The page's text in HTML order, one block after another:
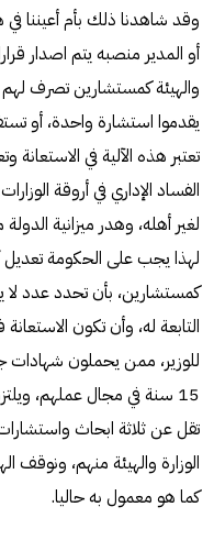
وقد شاهدنا ذلك بأم أعيننا
أو المدير منصبه يتم اصدار
والهيئة كمستشارين تصرف
يقدموا استشارة واحدة، أو
تعتبر هذه الآلية في
الفساد الإداري في أروقة
لغير أهله، وهدر ميزانية
لهذا يجب على الحكومة تعديل
كمستشارين، بأن تحدد عدد لا
التابعة له، وأن تكون
للوزير، ممن يحملون شهادات
15 سنة في مجال عملهم،
تقل عن ثلاثة ابحاث
الوزارة والهيئة منهم، ونوقف
كما هو معمول به حاليا.